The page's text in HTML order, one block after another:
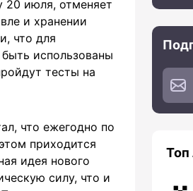
20 июля, отменяет
и хранении
что для
использованы
тесты на
что ежегодно по
приходится
идея нового
силу, что и
Топ